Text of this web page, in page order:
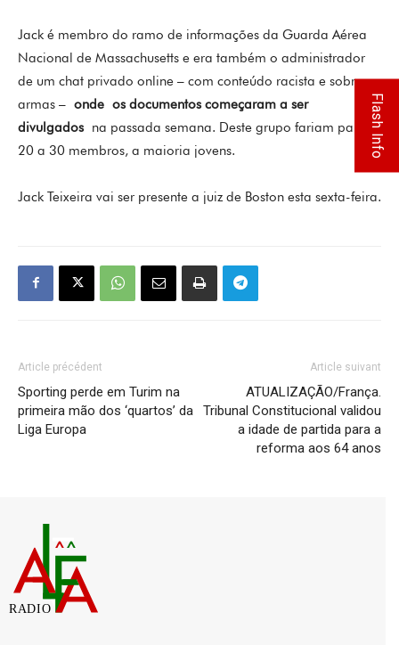
Jack é membro do ramo de informações da Guarda Aérea
Nacional de Massachusetts e era também o administrador
de um chat privado online – com conteúdo racista e sobre
armas – onde os documentos começaram a ser
divulgadosna passada semana. Deste grupo fariam parte
20 a 30 membros, a maioria jovens.
Jack Teixeira vai ser presente a juiz de Boston esta sexta-feira.
Article précédent
Sporting perde em Turim na
primeira mão dos ‘quartos’ da
Liga Europa
Article suivant
ATUALIZAÇÃO/França.
Tribunal Constitucional validou
a idade de partida para a
reforma aos 64 anos
RADIO
Flash Info